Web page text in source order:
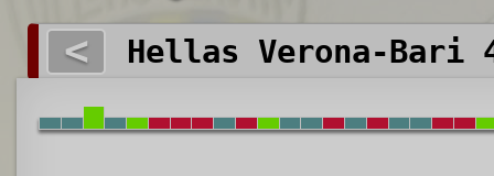
< Hellas Verona-Bari